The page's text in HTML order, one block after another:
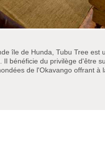
île de Hunda, Tubu Tree est
bénéficie du privilège d'être
de l'Okavango offrant à